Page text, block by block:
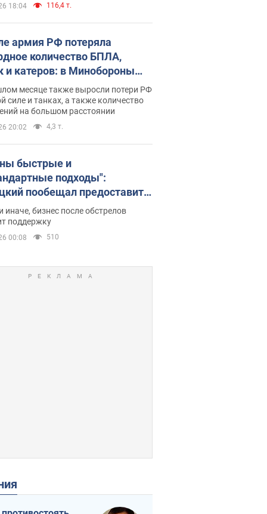
18:04 116,4 т.
армия РФ потеряла
количество БПЛА,
и катеров: в Минобороны
статистику
месяце также выросли потери РФ
силе и танках, а также количество
на большом расстоянии
20:02 4,3 т.
быстрые и
подходы":
пообещал предоставить
приоритетный доступ к
складским
иначе, бизнес после обстрелов
поддержку
00:08 510